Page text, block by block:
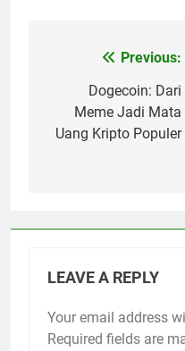
navigation
Previous:
Dogecoin: Dari
Meme Jadi Mata
Uang Kripto Populer
LEAVE A REPLY
Your email address
Required fields are